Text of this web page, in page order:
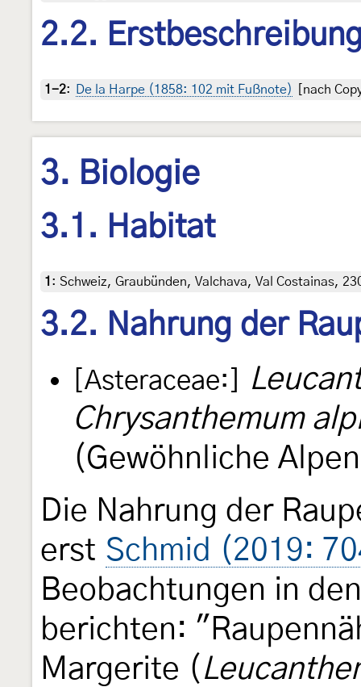
2.2.
1-2: De la Harpe (1858: 102 mit Fußnote) [nach
3. Biologie
3.1. Habitat
1 : Schweiz, Graubünden, Valchava, Val Costainas,
3.2. Nahrung der
[Asteraceae:]
Chrysanthemum
(Gewöhnliche
Die Nahrung der
erst Schmid (2019:
Beobachtungen in
berichten:
Margerite (